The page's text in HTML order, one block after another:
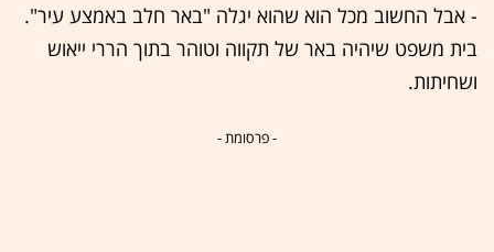
- אבל החשוב מכל הוא שהוא יגלה "באר חלב באמצע עיר".
בית משפט שיהיה באר של תקווה וטוהר בתוך הררי ייאוש
ושחיתות.
- פרסומת -